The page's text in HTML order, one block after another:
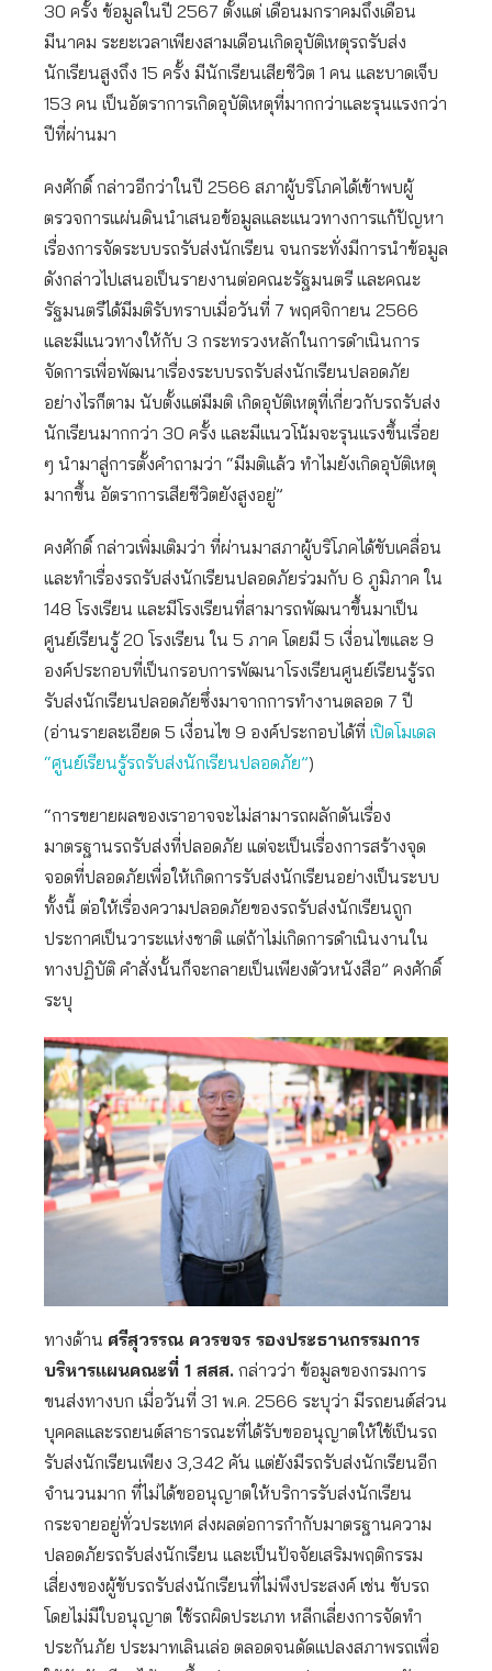
30 ครั้ง ข้อมูลในปี 2567 ตั้งแต่ เดือนมกราคมถึงเดือน
มีนาคม ระยะเวลาเพียงสามเดือนเกิดอุบัติเหตุรถรับส่ง
นักเรียนสูงถึง 15 ครั้ง มีนักเรียนเสียชีวิต 1 คน และบาดเจ็บ
153 คน เป็นอัตราการเกิดอุบัติเหตุที่มากกว่าและรุนแรงกว่า
ปีที่ผ่านมา
คงศักดิ์ กล่าวอีกว่าในปี 2566 สภาผู้บริโภคได้เข้าพบผู้
ตรวจการแผ่นดินนำเสนอข้อมูลและแนวทางการแก้ปัญหา
เรื่องการจัดระบบรถรับส่งนักเรียน จนกระทั่งมีการนำข้อมูล
ดังกล่าวไปเสนอเป็นรายงานต่อคณะรัฐมนตรี และคณะ
รัฐมนตรีได้มีมติรับทราบเมื่อวันที่ 7 พฤศจิกายน 2566
และมีแนวทางให้กับ 3 กระทรวงหลักในการดำเนินการ
จัดการเพื่อพัฒนาเรื่องระบบรถรับส่งนักเรียนปลอดภัย
อย่างไรก็ตาม นับตั้งแต่มีมติ เกิดอุบัติเหตุที่เกี่ยวกับรถรับส่ง
นักเรียนมากกว่า 30 ครั้ง และมีแนวโน้มจะรุนแรงขึ้นเรื่อย
ๆ นำมาสู่การตั้งคำถามว่า “มีมติแล้ว ทำไมยังเกิดอุบัติเหตุ
มากขึ้น อัตราการเสียชีวิตยังสูงอยู่”
คงศักดิ์ กล่าวเพิ่มเติมว่า ที่ผ่านมาสภาผู้บริโภคได้ขับเคลื่อน
และทำเรื่องรถรับส่งนักเรียนปลอดภัยร่วมกับ 6 ภูมิภาค ใน
148 โรงเรียน และมีโรงเรียนที่สามารถพัฒนาขึ้นมาเป็น
ศูนย์เรียนรู้ 20 โรงเรียน ใน 5 ภาค โดยมี 5 เงื่อนไขและ 9
องค์ประกอบที่เป็นกรอบการพัฒนาโรงเรียนศูนย์เรียนรู้รถ
รับส่งนักเรียนปลอดภัยซึ่งมาจากการทำงานตลอด 7 ปี
(อ่านรายละเอียด 5 เงื่อนไข 9 องค์ประกอบได้ที่ เปิดโมเดล
“ศูนย์เรียนรู้รถรับส่งนักเรียนปลอดภัย”)
“การขยายผลของเราอาจจะไม่สามารถผลักดันเรื่อง
มาตรฐานรถรับส่งที่ปลอดภัย แต่จะเป็นเรื่องการสร้างจุด
จอดที่ปลอดภัยเพื่อให้เกิดการรับส่งนักเรียนอย่างเป็นระบบ
ทั้งนี้ ต่อให้เรื่องความปลอดภัยของรถรับส่งนักเรียนถูก
ประกาศเป็นวาระแห่งชาติ แต่ถ้าไม่เกิดการดำเนินงานใน
ทางปฏิบัติ คำสั่งนั้นก็จะกลายเป็นเพียงตัวหนังสือ” คงศักดิ์
ระบุ
ทางด้าน ศรีสุวรรณ ควรขจร รองประธานกรรมการ
บริหารแผนคณะที่ 1 สสส. กล่าวว่า ข้อมูลของกรมการ
ขนส่งทางบก เมื่อวันที่ 31 พ.ค. 2566 ระบุว่า มีรถยนต์ส่วน
บุคคลและรถยนต์สาธารณะที่ได้รับขออนุญาตให้ใช้เป็นรถ
รับส่งนักเรียนเพียง 3,342 คัน แต่ยังมีรถรับส่งนักเรียนอีก
จำนวนมาก ที่ไม่ได้ขออนุญาตให้บริการรับส่งนักเรียน
กระจายอยู่ทั่วประเทศ ส่งผลต่อการกำกับมาตรฐานความ
ปลอดภัยรถรับส่งนักเรียน และเป็นปัจจัยเสริมพฤติกรรม
เสี่ยงของผู้ขับรถรับส่งนักเรียนที่ไม่พึงประสงค์ เช่น ขับรถ
โดยไม่มีใบอนุญาต ใช้รถผิดประเภท หลีกเลี่ยงการจัดทำ
ประกันภัย ประมาทเลินเล่อ ตลอดจนดัดแปลงสภาพรถเพื่อ